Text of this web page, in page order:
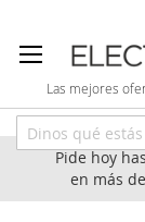
al
contenido
Las mejores
Pide hoy
en más